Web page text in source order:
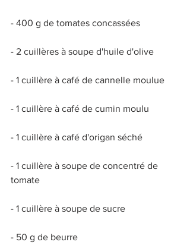
- 400 g de tomates concassées
- 2 cuillères à soupe d'huile d'olive
- 1 cuillère à café de cannelle moulue
- 1 cuillère à café de cumin moulu
- 1 cuillère à café d'origan séché
- 1 cuillère à soupe de concentré de
tomate
- 1 cuillère à soupe de sucre
- 50 g de beurre